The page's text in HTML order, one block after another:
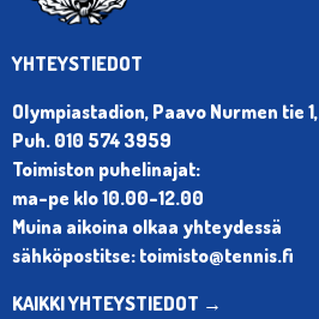
YHTEYSTIEDOT
Olympiastadion, Paavo Nurmen tie
Puh. 010 574 3959
Toimiston puhelinajat:
ma-pe klo 10.00-12.00
Muina aikoina olkaa yhteydessä
sähköpostitse: toimisto@tennis.fi
KAIKKI YHTEYSTIEDOT →